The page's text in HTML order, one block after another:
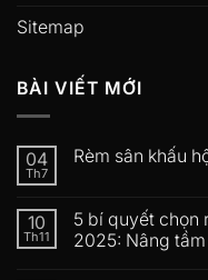
Sitemap
BÀI VIẾT MỚI
04
Th7
Rèm sân khấu
10
Th11
5 bí quyết chọn
2025: Nâng